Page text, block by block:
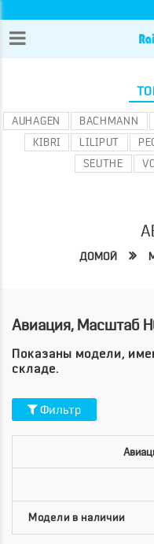
AUHAGEN BACHMANN
KIBRI
LILIPUT
SEUTHE
ДОМОЙ
Авиация, Масштаб
Показаны модели,
складе.
Фильтр